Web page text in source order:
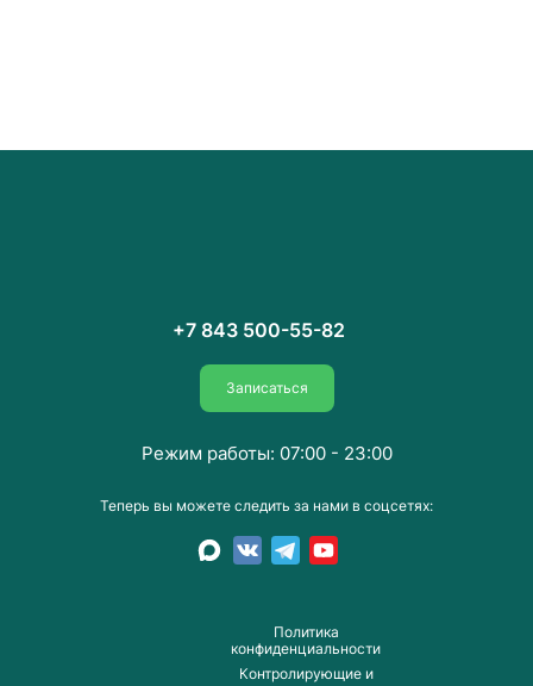
Пoлитика
конфиденциальности
Контролирующие и
+7 843 500-55-82
Записаться
Теперь вы можете следить за нами в соцсетях:
Режим работы: 07:00 - 23:00